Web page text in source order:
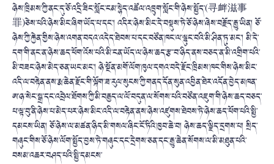
ཉེས་ཁྲིམས་ཀྱི་ནང་དུ་ཅོ་འདྲི་ཟིང་སློང་ངམ་སྙེད་འཚོལ་འཁྲུག་སློང་གི་ཉེས་སྤྱོད་(寻衅滋事
罪)ཅེས་པའི་ཉེས་མིང་ཞིག་ཡོད་པ་དང་། འདིར་ཉེས་མིང་དེ་བསྡུས་ཏེ་ཅོ་ཉེས་ཞེས་བརྗོད་རྒྱུ་ཡིན། ཅོ་
ཉེས་ཀྱི་རྐྱེན་གྱིས་ཉེས་འགན་བདའ་འདེད་ཐེབས་པ་དང་བཙོན་ཁང་ལ་ལྷུང་བའི་མི་ཤིན་ཏུ་མང་། མི་དེ་
དག་གི་ནང་ན་ཉེས་ཆད་ཕོག་འོས་པའི་མི་ངན་ཡོད་ལ་ཉེས་ཆད་རྩ་་བ་ཉིད་ནས་བཅད་ན་མི་འགྲིག་པའི་
མི་བཟང་ཉེས་མེད་ཅན་ཡང་མང་། ཉེ་སྔོན་མགོ་ལོག་ཁུལ་དགའ་བདེ་རྫོང་ཁྲིམས་ཁང་གིས་ཉེས་མིང་
འདི་ལ་བརྟེན་ནས་རྨ་ཆེན་རྫོང་གི་ལྐོག་ཟ་རུལ་སུངས་ཀྱི་གནད་དོན་སུན་འབྱིན་ཐེར་འདོན་བྱེད་མཁན་
ཨ་ཉ་སེང་སྒྲ་དང་འབྲེལ་ཐོགས་ཀྱི་མི་བརྒྱད་ལ་ལོ་བདུན་ལ་སོགས་པའི་བཙོན་འཇུག་གི་ཉེས་ཆད་བཅད་
པ་ལྟ་བུ་ནི་ཉེས་པ་མེད་པར་ཉེས་མིང་འདི་ལ་བརྟེན་ནས་ཉེས་འཛུགས་ཐེབས་ཏེ་ཉེས་ཆད་ཕོག་པའི་སྤྱི་
དམངས་ཡིན། ཅོ་ཉེས་ལ་མཚན་ཉིད་མི་གསལ་ཞིང་ངོ་ཏིའི་ཁྱབ་ཆེ་བ། ཉེས་ཆད་ལྗིད་དྲགས་པ། སྲིད་
གཞུང་གིས་ཅོ་ཉེས་ལོག་སྤྱོད་བྱས་ཏེ་གཞུང་དང་དྲེགས་ཅན་དང་རྒྱུ་ཆེན་སོགས་ལ་མི་མཐུན་པའི་
བསམ་འཆར་བཤད་པའི་སྤྱི་དམངས་